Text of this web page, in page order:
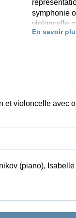
symphonie
violoncelle
ainsi
ans plus
sur la
l’éditeur
En savoir
et violoncelle avec
(piano),